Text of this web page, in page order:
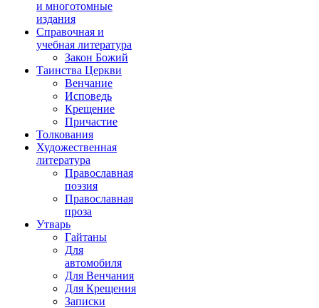
и многотомные
издания
Справочная и
учебная литература
Закон Божий
Таинства Церкви
Венчание
Исповедь
Крещение
Причастие
Толкования
Художественная
литература
Православная
поэзия
Православная
проза
Утварь
Гайтаны
Для
автомобиля
Для Венчания
Для Крещения
Записки